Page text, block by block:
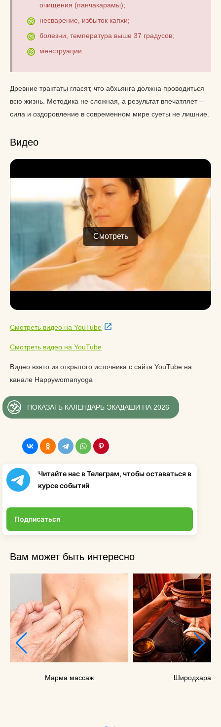
очищения (панчакарамы);
несварение, избыток капхи;
болезни, температура выше 37 градусов;
менструации.
Древние трактаты гласят, что абхьянга должна проводиться
всю жизнь. Методика не сложная, а результат впечатляет –
сила и оздоровление в современном мире суеты не лишние.
Видео
Смотреть
Смотреть видео на YouTube
Смотреть видео на YouTube
Видео взято из открытого источника с сайта YouTube на
канале Happywomanyoga
ПОКАЗАТЬ КАЛЕНДАРЬ ЭКАДАШИ НА 2026
Читайте нас в Телеграм, чтобы оставаться в
курсе событий
Подписаться
Вам может быть интересно
Марма массаж Широдхара